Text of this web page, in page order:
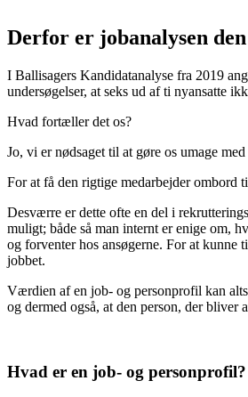
Derfor er jobanalysen
I Ballisagers Kandidatanalyse fra 2019
undersøgelser, at seks ud af ti nyansatte
Hvad fortæller det os?
Jo, vi er nødsaget til at gøre os umage
For at få den rigtige medarbejder ombord
Desværre er dette ofte en del i
muligt; både så man internt er enige om,
og forventer hos ansøgerne. For at kunne
jobbet.
Værdien af en job- og personprofil kan
og dermed også, at den person, der
Hvad er en job- og personprofil?